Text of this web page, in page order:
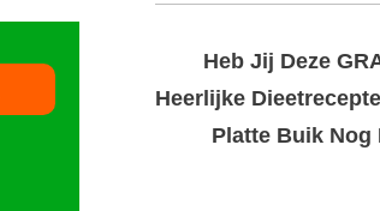
Heb Jij Deze
Heerlijke
Platte Buik Nog